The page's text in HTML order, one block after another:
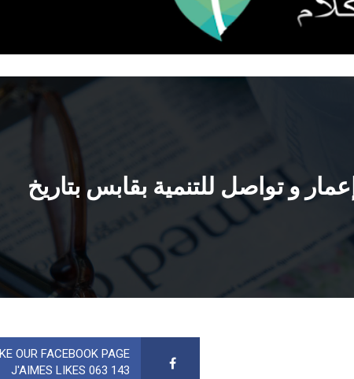
و تواصل للتنمية بقابس بتاريخ
OUR FACEBOOK PAGE
143 063 J'AIMES LIKES